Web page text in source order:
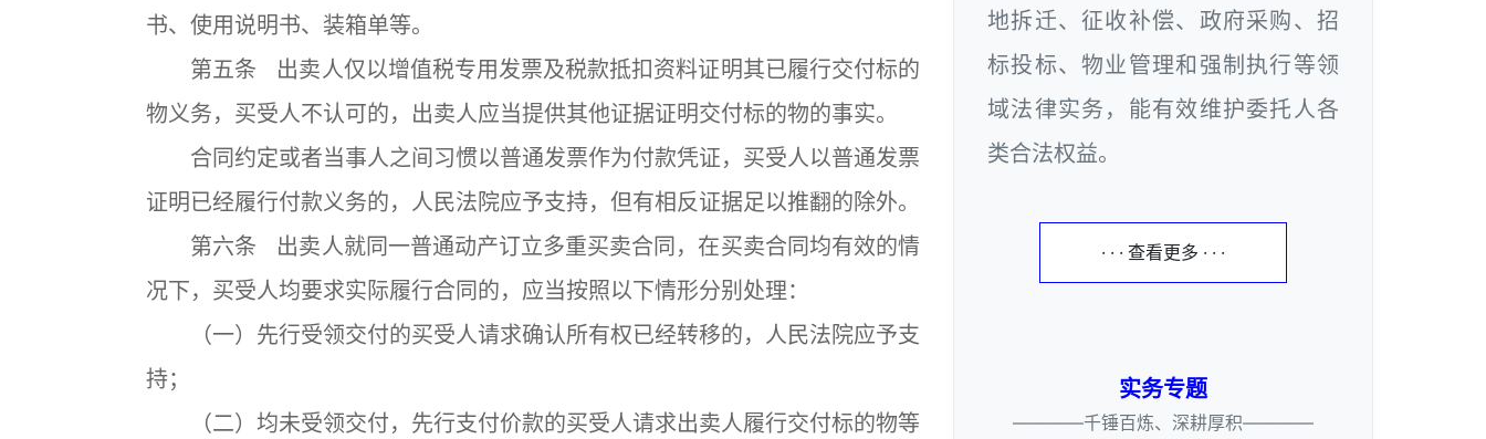
书、使用说明书、装箱单等。
第五条 出卖人仅以增值税专用发票及税款抵扣资料证明其已履行交付标的
物义务，买受人不认可的，出卖人应当提供其他证据证明交付标的物的事实。
合同约定或者当事人之间习惯以普通发票作为付款凭证，买受人以普通发票
证明已经履行付款义务的，人民法院应予支持，但有相反证据足以推翻的除外。
第六条 出卖人就同一普通动产订立多重买卖合同，在买卖合同均有效的情
况下，买受人均要求实际履行合同的，应当按照以下情形分别处理：
（一）先行受领交付的买受人请求确认所有权已经转移的，人民法院应予支
持；
（二）均未受领交付，先行支付价款的买受人请求出卖人履行交付标的物等
地拆迁、征收补偿、政府采购、招
标投标、物业管理和强制执行等领
域法律实务，能有效维护委托人各
类合法权益。
· · · 查看更多 · · ·
实务专题
————千锤百炼、深耕厚积————